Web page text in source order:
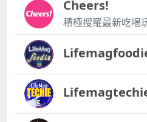
Cheers!
積極搜羅最新吃喝